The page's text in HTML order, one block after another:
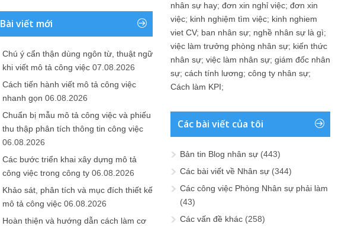
Bài viết mới
Chú ý cẩn thận dùng ngôn từ, thuật ngữ
khi viết mô tả công việc 07.08.2026
Cách tiến hành viết mô tả công việc
nhanh gọn 06.08.2026
Chuẩn bị mẫu mô tả công việc và phiếu
thu thập phân tích thông tin công việc
06.08.2026
Các bước triển khai xây dựng mô tả
công việc trong công ty 06.08.2026
Khảo sát, phân tích và mục đích thiết kế
mô tả công việc 06.08.2026
Hoàn thiện và hướng dẫn cách làm cơ
nhân sự hay; đơn xin nghỉ việc; đơn xin
việc; kinh nghiệm tìm việc; kinh nghiem
viet CV; ban nhân sự; nghề nhân sự là gì;
việc làm trưởng phòng nhân sự; kiến thức
nhân sự; việc làm nhân sự; giám đốc nhân
sự; cách tính lương; công ty nhân sự;
Cách làm KPI;
Các bài viết của tôi
Bản tin Blog nhân sự (443)
Các bài viết về Nhân sự (344)
Các công việc Phòng Nhân sự phải làm
(43)
Các vấn đề khác (258)